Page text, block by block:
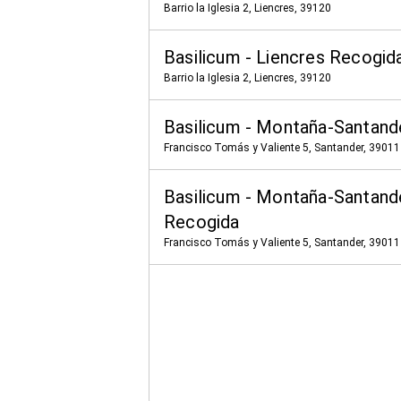
Barrio la Iglesia 2, Liencres, 39120
Basilicum - Liencres
Barrio la Iglesia 2, Liencres, 39120
Basilicum - Montaña-
Francisco Tomás y Valiente 5, Santander, 39011
Basilicum - Montaña-
Recogida
Francisco Tomás y Valiente 5, Santander, 39011